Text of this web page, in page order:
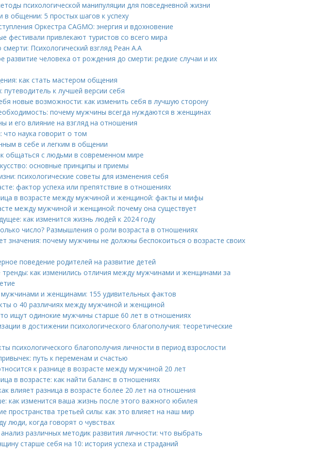
психологической манипуляции для повседневной жизни
в общении: 5 простых шагов к успеху
Оркестра CAGMO: энергия и вдохновение
фестивали привлекают туристов со всего мира
Психологический взгляд Реан А.А
развитие человека от рождения до смерти: редкие случаи и их
как стать мастером общения
путеводитель к лучшей версии себя
новые возможности: как изменить себя в лучшую сторону
почему мужчины всегда нуждаются в женщинах
и его влияние на взгляд на отношения
что наука говорит о том
в себе и легким в общении
общаться с людьми в современном мире
основные принципы и приемы
психологические советы для изменения себя
фактор успеха или препятствие в отношениях
в возрасте между мужчиной и женщиной: факты и мифы
между мужчиной и женщиной: почему она существует
как изменится жизнь людей к 2024 году
число? Размышления о роли возраста в отношениях
значения: почему мужчины не должны беспокоиться о возрасте своих
поведение родителей на развитие детей
как изменились отличия между мужчинами и женщинами за
и женщинами: 155 удивительных фактов
о 40 различиях между мужчиной и женщиной
ищут одинокие мужчины старше 60 лет в отношениях
в достижении психологического благополучия: теоретические
психологического благополучия личности в период взрослости
путь к переменам и счастью
к разнице в возрасте между мужчиной 20 лет
в возрасте: как найти баланс в отношениях
влияет разница в возрасте более 20 лет на отношения
как изменится ваша жизнь после этого важного юбилея
пространства третьей силы: как это влияет на наш мир
люди, когда говорят о чувствах
различных методик развития личности: что выбрать
старше себя на 10: история успеха и страданий